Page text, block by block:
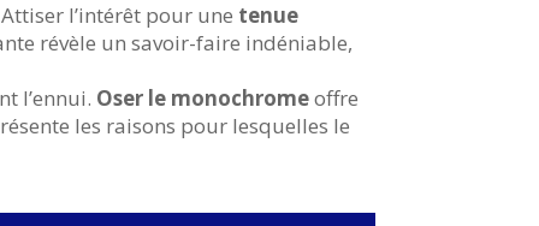
l’intérêt pour une tenue
révèle un savoir-faire indéniable,
l’ennui. Oser le monochromeoffre
les raisons pour lesquelles le